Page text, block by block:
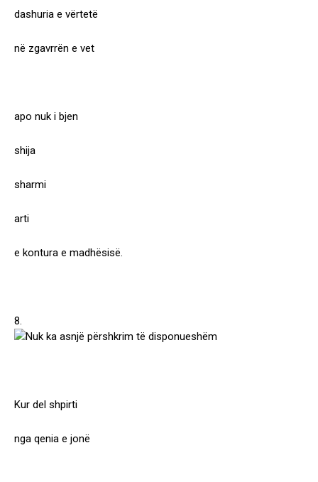
dashuria e vërtetë
në zgavrrën e vet
apo nuk i bjen
shija
sharmi
arti
e kontura e madhësisë.
8.
Kur del shpirti
nga qenia e jonë